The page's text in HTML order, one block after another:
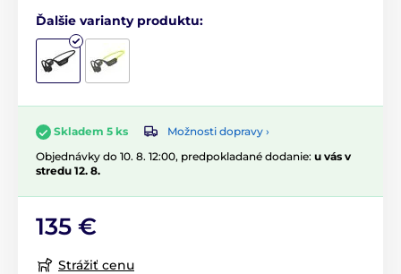
Ďalšie varianty produktu:
Skladem 5 ks
Možnosti dopravy ›
Objednávky do 10. 8. 12:00, predpokladané dodanie: u vás v
stredu 12. 8.
135 €
Strážiť cenu